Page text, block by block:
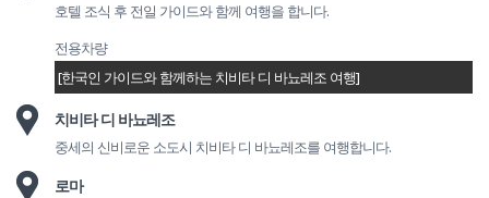
호텔 조식 후 전일 가이드와 함께 여행을 합니다.
전용차량
[한국인 가이드와 함께하는 치비타 디 바뇨레조 여행]
치비타 디 바뇨레조
중세의 신비로운 소도시 치비타 디 바뇨레조를 여행합니다.
로마